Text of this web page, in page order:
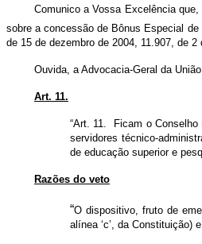
Comunico a Vossa Excelência
sobre a concessão de Bônus Especial
de 15 de dezembro de 2004, 11.907, de
Ouvida, a Advocacia-Geral da
Art. 11.
“Art. 11. Ficam o
servidores técnico-
de educação superior e
Razões do veto
“O dispositivo, fruto de
alínea ‘c’, da Constituição)